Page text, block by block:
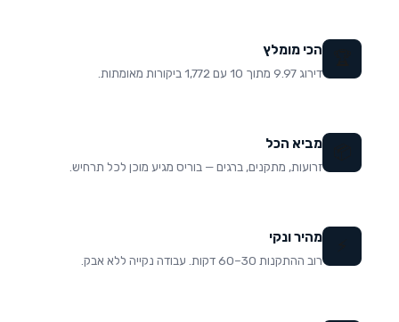
הכי מומלץ
דירוג 9.97 מתוך 10 עם 1,772 ביקורות מאומתות.
מביא הכל
זרועות, מתקנים, ברגים — בוריס מגיע מוכן לכל תרחיש.
מהיר ונקי
רוב ההתקנות 30–60 דקות. עבודה נקייה ללא אבק.